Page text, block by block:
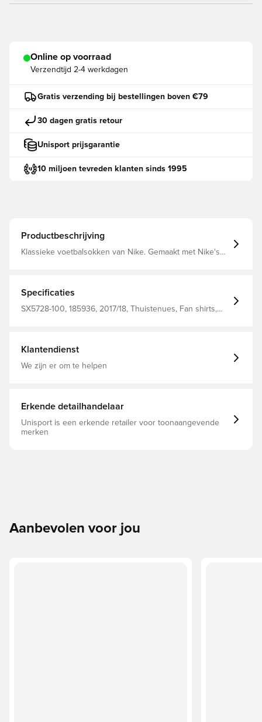
Online op voorraad
Verzendtijd 2-4 werkdagen
Gratis verzending bij bestellingen boven €79
30 dagen gratis retour
Unisport prijsgarantie
10 miljoen tevreden klanten sinds 1995
Productbeschrijving
Klassieke voetbalsokken van Nike. Gemaakt met Nike's
Specificaties
SX5728-100, 185936, 2017/18, Thuistenues, Fan shirts,
Klantendienst
We zijn er om te helpen
Erkende detailhandelaar
Unisport is een erkende retailer voor toonaangevende
merken
Aanbevolen voor jou